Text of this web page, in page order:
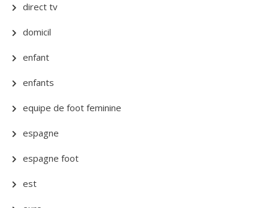
direct tv
domicil
enfant
enfants
equipe de foot feminine
espagne
espagne foot
est